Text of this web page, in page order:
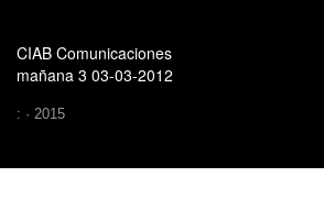
CIAB Comunicaciones
mañana 3 03-03-2012
: · 2015